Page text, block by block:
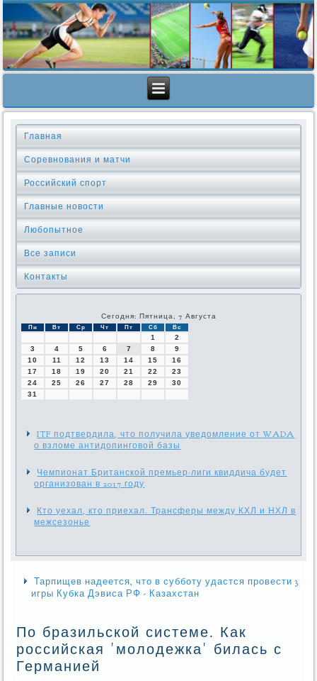
Главная
Соревнования и матчи
Российский спорт
Главные новости
Любопытное
Все записи
Контакты
Сегодня: Пятница, 7 Августа
Пн Вт Ср Чт Пт Сб Вс
1
2
3
4 5 6 7 8
9
10
11 12 13 14 15
16
17
18 19 20 21 22
23
24
25 26 27 28 29
30
31
ITF подтвердила, что получила уведомление от WADA
о взломе антидопинговой базы
Чемпионат Британской премьер-лиги квиддича будет
организован в 2017 году
Кто уехал, кто приехал. Трансферы между КХЛ и НХЛ в
межсезонье
Тарпищев надеется, что в субботу удастся провести 3
игры Кубка Дэвиса РФ - Казахстан
По бразильской системе. Как
российская 'молодежка' билась с
Германией